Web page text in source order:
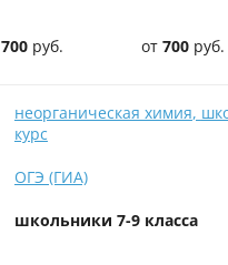
700 руб. от 700 руб.
неорганическая химия,
курс
ОГЭ (ГИА)
школьники 7-9 класса